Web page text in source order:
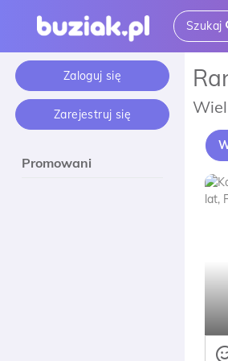
Szukaj
Zaloguj się
Zarejestruj się
Promowani